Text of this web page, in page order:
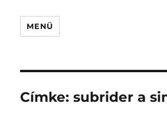
MENÜ
Címke:subrider a